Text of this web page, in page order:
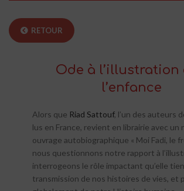
RETOUR
Ode à l’illustration
l’enfance
Alors que Riad Sattouf, l’un des auteurs
lus en France, revient en librairie avec un
ouvrage autobiographique « Moi Fadi, le
nous questionnons notre rapport à
interrogeons le rôle impactant qu’elle
transmission de nos histoires de vies, et